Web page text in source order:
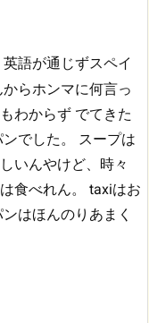
語が通じずスペイ
らホンマに何言っ
わからず でてきた
でした。
スープは
いんやけど、時々
食べれん。
taxiはお
ンはほんのりあまく